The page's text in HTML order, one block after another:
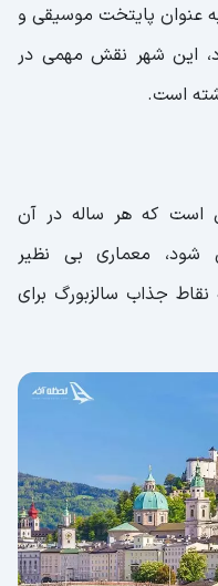
عنوان پایتخت موسیقی و
این شهر نقش مهمی در
است.
است که هر ساله در آن
شود، معماری بی نظیر
جذاب سالزبورگ برای